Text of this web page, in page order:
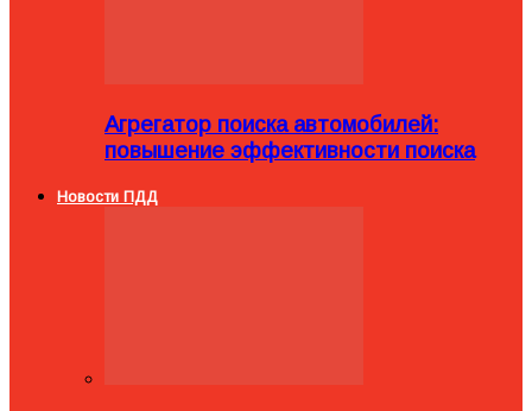
Агрегатор поиска автомобилей:
повышение эффективности поиска
Новости ПДД